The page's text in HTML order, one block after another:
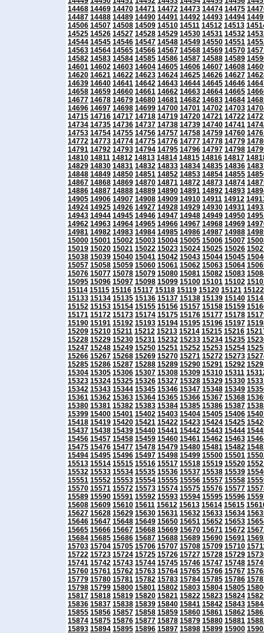
14468 14469 14470 14471 14472 14473 14474 14475
14487 14488 14489 14490 14491 14492 14493 14494
14506 14507 14508 14509 14510 14511 14512 14513
14525 14526 14527 14528 14529 14530 14531 14532
14544 14545 14546 14547 14548 14549 14550 14551
14563 14564 14565 14566 14567 14568 14569 14570
14582 14583 14584 14585 14586 14587 14588 14589
14601 14602 14603 14604 14605 14606 14607 14608
14620 14621 14622 14623 14624 14625 14626 14627
14639 14640 14641 14642 14643 14644 14645 14646
14658 14659 14660 14661 14662 14663 14664 14665
14677 14678 14679 14680 14681 14682 14683 14684
14696 14697 14698 14699 14700 14701 14702 14703
14715 14716 14717 14718 14719 14720 14721 14722
14734 14735 14736 14737 14738 14739 14740 14741
14753 14754 14755 14756 14757 14758 14759 14760
14772 14773 14774 14775 14776 14777 14778 14779
14791 14792 14793 14794 14795 14796 14797 14798
14810 14811 14812 14813 14814 14815 14816 14817
14829 14830 14831 14832 14833 14834 14835 14836
14848 14849 14850 14851 14852 14853 14854 14855
14867 14868 14869 14870 14871 14872 14873 14874
14886 14887 14888 14889 14890 14891 14892 14893
14905 14906 14907 14908 14909 14910 14911 14912
14924 14925 14926 14927 14928 14929 14930 14931
14943 14944 14945 14946 14947 14948 14949 14950
14962 14963 14964 14965 14966 14967 14968 14969
14981 14982 14983 14984 14985 14986 14987 14988
15000 15001 15002 15003 15004 15005 15006 15007
15019 15020 15021 15022 15023 15024 15025 15026
15038 15039 15040 15041 15042 15043 15044 15045
15057 15058 15059 15060 15061 15062 15063 15064
15076 15077 15078 15079 15080 15081 15082 15083
15095 15096 15097 15098 15099 15100 15101 15102
15114 15115 15116 15117 15118 15119 15120 15121 15122
15133 15134 15135 15136 15137 15138 15139 15140
15152 15153 15154 15155 15156 15157 15158 15159
15171 15172 15173 15174 15175 15176 15177 15178
15190 15191 15192 15193 15194 15195 15196 15197
15209 15210 15211 15212 15213 15214 15215 15216
15228 15229 15230 15231 15232 15233 15234 15235
15247 15248 15249 15250 15251 15252 15253 15254
15266 15267 15268 15269 15270 15271 15272 15273
15285 15286 15287 15288 15289 15290 15291 15292
15304 15305 15306 15307 15308 15309 15310 15311
15323 15324 15325 15326 15327 15328 15329 15330
15342 15343 15344 15345 15346 15347 15348 15349
15361 15362 15363 15364 15365 15366 15367 15368
15380 15381 15382 15383 15384 15385 15386 15387
15399 15400 15401 15402 15403 15404 15405 15406
15418 15419 15420 15421 15422 15423 15424 15425
15437 15438 15439 15440 15441 15442 15443 15444
15456 15457 15458 15459 15460 15461 15462 15463
15475 15476 15477 15478 15479 15480 15481 15482
15494 15495 15496 15497 15498 15499 15500 15501
15513 15514 15515 15516 15517 15518 15519 15520
15532 15533 15534 15535 15536 15537 15538 15539
15551 15552 15553 15554 15555 15556 15557 15558
15570 15571 15572 15573 15574 15575 15576 15577
15589 15590 15591 15592 15593 15594 15595 15596
15608 15609 15610 15611 15612 15613 15614 15615
15627 15628 15629 15630 15631 15632 15633 15634
15646 15647 15648 15649 15650 15651 15652 15653
15665 15666 15667 15668 15669 15670 15671 15672
15684 15685 15686 15687 15688 15689 15690 15691
15703 15704 15705 15706 15707 15708 15709 15710
15722 15723 15724 15725 15726 15727 15728 15729
15741 15742 15743 15744 15745 15746 15747 15748
15760 15761 15762 15763 15764 15765 15766 15767
15779 15780 15781 15782 15783 15784 15785 15786
15798 15799 15800 15801 15802 15803 15804 15805
15817 15818 15819 15820 15821 15822 15823 15824
15836 15837 15838 15839 15840 15841 15842 15843
15855 15856 15857 15858 15859 15860 15861 15862
15874 15875 15876 15877 15878 15879 15880 15881
15893 15894 15895 15896 15897 15898 15899 15900